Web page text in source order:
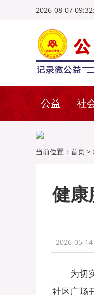
2026-08-07
公益 社
当前位置： 首页 >
健
2026-05-
为切实
社区广场